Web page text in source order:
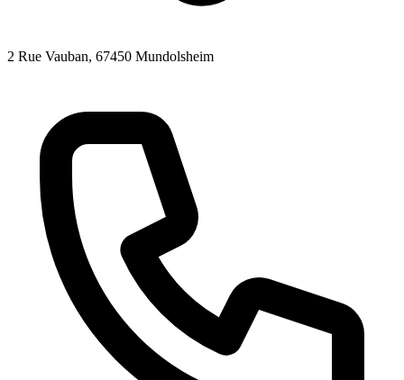
2 Rue Vauban, 67450 Mundolsheim